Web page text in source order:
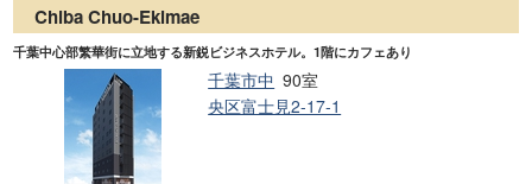
Chiba Chuo-Ekimae
千葉中心部繁華街に立地する新鋭ビジネスホテル。1階にカフェあり
90室
千葉市中
央区富士見2-17-1